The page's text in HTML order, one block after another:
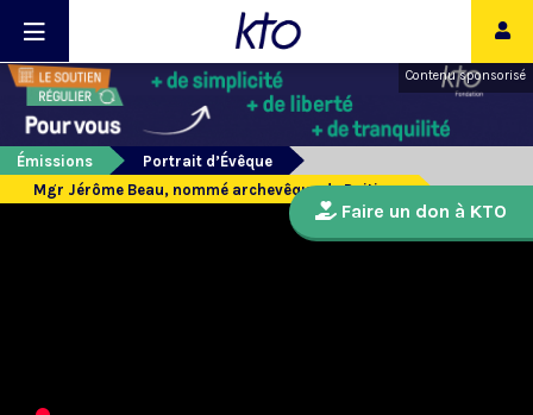
Contenu sponsorisé
Émissions
Portrait d’Évêque
Mgr Jérôme Beau, nommé archevêque de Poitiers
Faire un don à KTO